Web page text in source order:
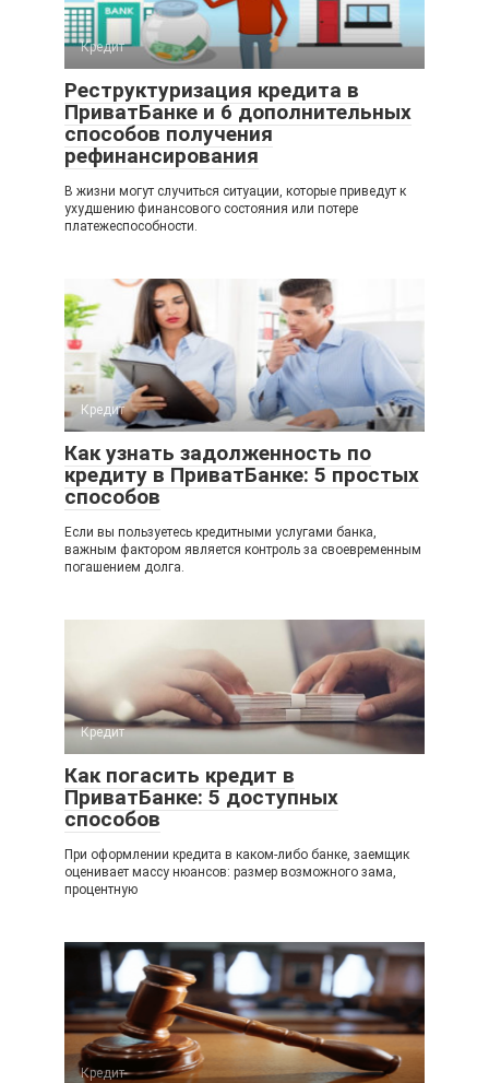
Кредит
Реструктуризация кредита в
ПриватБанке и 6 дополнительных
способов получения
рефинансирования
В жизни могут случиться ситуации, которые приведут к
ухудшению финансового состояния или потере
платежеспособности.
Кредит
Как узнать задолженность по
кредиту в ПриватБанке: 5 простых
способов
Если вы пользуетесь кредитными услугами банка,
важным фактором является контроль за своевременным
погашением долга.
Кредит
Как погасить кредит в
ПриватБанке: 5 доступных
способов
При оформлении кредита в каком-либо банке, заемщик
оценивает массу нюансов: размер возможного зама,
процентную
Кредит